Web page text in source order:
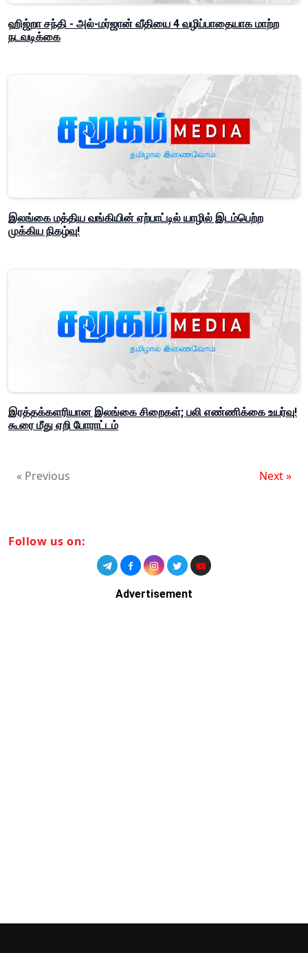
ஹிஜ்றா சந்தி - அல்-மர்ஜான் வீதியை 4 வழிப்பாதையாக மாற்ற
நடவடிக்கை
இலங்கை மத்திய வங்கியின் ஏற்பாட்டில் யாழில் இடம்பெற்ற
முக்கிய நிகழ்வு!
இரத்தக்களரியான இலங்கை சிறைகள்; பலி எண்ணிக்கை உயர்வு!
கூரை மீது ஏறி போராட்டம்
« Previous Next »
Follow us on:
Advertisement